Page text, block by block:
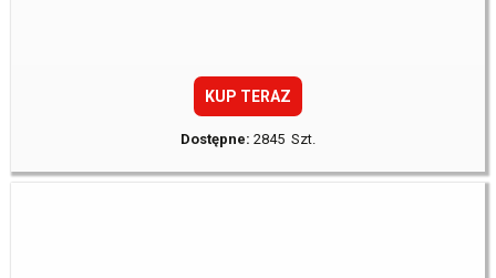
KUP TERAZ
Dostępne: 2845 Szt.